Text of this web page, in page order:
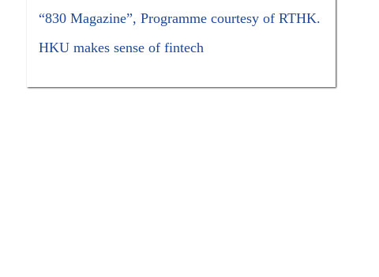
“830 Magazine”, Programme courtesy of RTHK.
HKU makes sense of fintech